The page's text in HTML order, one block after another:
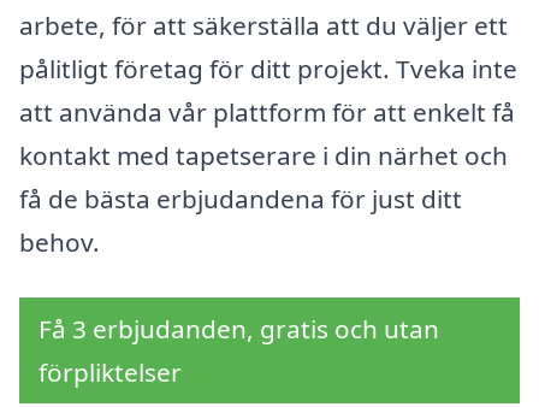
arbete, för att säkerställa att du väljer ett
pålitligt företag för ditt projekt. Tveka inte
att använda vår plattform för att enkelt få
kontakt med tapetserare i din närhet och
få de bästa erbjudandena för just ditt
behov.
Få 3 erbjudanden, gratis och utan
förpliktelser